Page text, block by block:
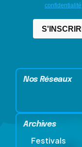
Nos Réseaux
Archives
Festivals